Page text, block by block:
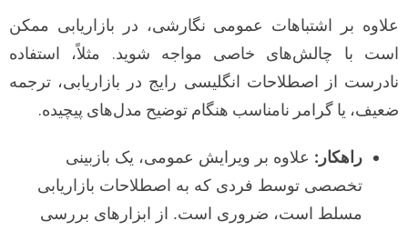
علاوه بر اشتباهات عمومی نگارشی، در بازاریابی ممکن
است با چالش‌های خاصی مواجه شوید. مثلاً، استفاده
نادرست از اصطلاحات انگلیسی رایج در بازاریابی، ترجمه
ضعیف، یا گرامر نامناسب هنگام توضیح مدل‌های پیچیده.
راهکار: علاوه بر ویرایش عمومی، یک بازبینی
تخصصی توسط فردی که به اصطلاحات بازاریابی
مسلط است، ضروری است. از ابزارهای بررسی